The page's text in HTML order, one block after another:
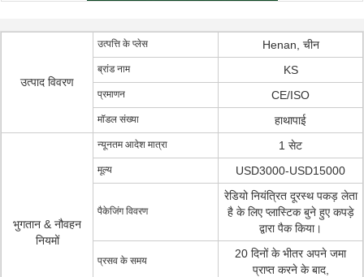
उत्पाद विवरण
उत्पत्ति के प्लेस Henan, चीन
ब्रांड नाम KS
प्रमाणन CE/ISO
मॉडल संख्या हाथापाई
भुगतान & नौवहन
नियमों
न्यूनतम आदेश मात्रा 1 सेट
मूल्य USD3000-USD15000
पैकेजिंग विवरण
रेडियो नियंत्रित दूरस्थ पकड़ लेता
है के लिए प्लास्टिक बुने हुए कपड़े
द्वारा पैक किया।
प्रसव के समय
20 दिनों के भीतर अपने जमा
प्राप्त करने के बाद,